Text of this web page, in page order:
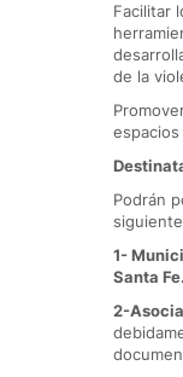
Facilitar
de la
Podrán
1-
Santa Fe.
2-